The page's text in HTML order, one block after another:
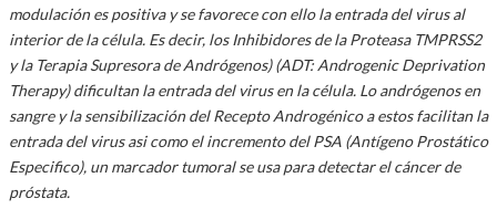
modulación es positiva y se favorece con ello la entrada del virus al
interior de la célula. Es decir, los Inhibidores de la Proteasa TMPRSS2
y la Terapia Supresora de Andrógenos) (ADT: Androgenic Deprivation
Therapy) dificultan la entrada del virus en la célula. Lo andrógenos en
sangre y la sensibilización del Recepto Androgénico a estos facilitan la
entrada del virus asi como el incremento del PSA (Antígeno Prostático
Especifico), un marcador tumoral se usa para detectar el cáncer de
próstata.